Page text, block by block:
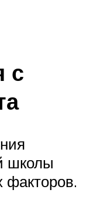
с
школы
факторов.